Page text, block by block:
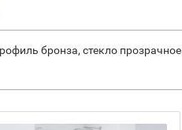
бронза, стекло прозрачное